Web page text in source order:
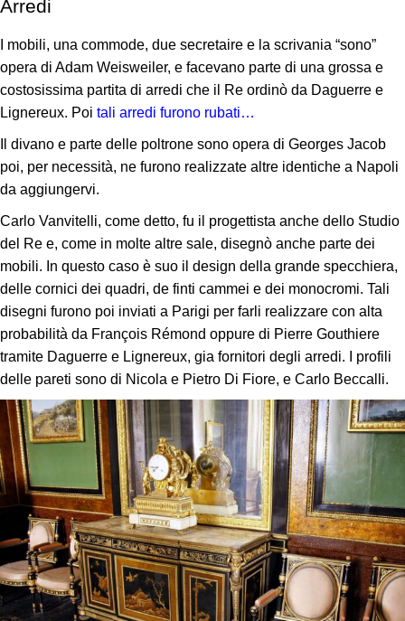
Arredi
I mobili, una commode, due secretaire e la scrivania “sono”
opera di Adam Weisweiler, e facevano parte di una grossa e
costosissima partita di arredi che il Re ordinò da Daguerre e
Lignereux. Poi tali arredi furono rubati…
Il divano e parte delle poltrone sono opera di Georges Jacob
poi, per necessità, ne furono realizzate altre identiche a Napoli
da aggiungervi.
Carlo Vanvitelli, come detto, fu il progettista anche dello Studio
del Re e, come in molte altre sale, disegnò anche parte dei
mobili. In questo caso è suo il design della grande specchiera,
delle cornici dei quadri, de finti cammei e dei monocromi. Tali
disegni furono poi inviati a Parigi per farli realizzare con alta
probabilità da François Rémond oppure di Pierre Gouthiere
tramite Daguerre e Lignereux, gia fornitori degli arredi. I profili
delle pareti sono di Nicola e Pietro Di Fiore, e Carlo Beccalli.